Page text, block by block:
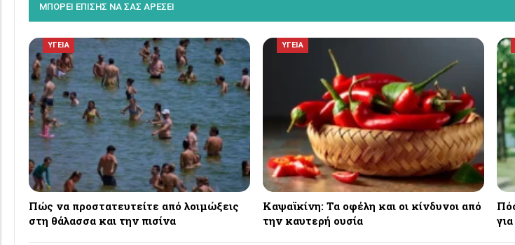
ΜΠΟΡΕΙ ΕΠΙΣΗΣ ΝΑ ΣΑΣ ΑΡΕΣΕΙ
ΥΓΕΙΑ
Πώς να προστατευτείτε από λοιμώξεις
στη θάλασσα και την πισίνα
ΥΓΕΙΑ
Καψαϊκίνη: Τα οφέλη και οι κίνδυνοι από
την καυτερή ουσία